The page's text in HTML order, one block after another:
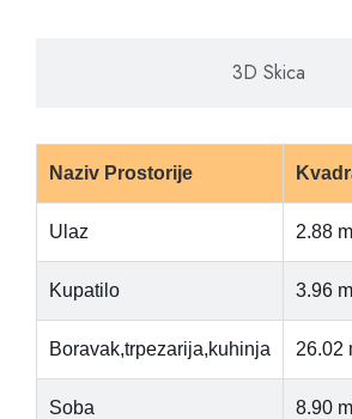
3D Skica
Naziv Prostorije
Ulaz 2.88
Kupatilo 3.96
Boravak,trpezarija,kuhinja 26.02
Soba 8.90